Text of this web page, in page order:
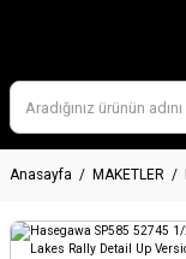
Anasayfa MAKETLER